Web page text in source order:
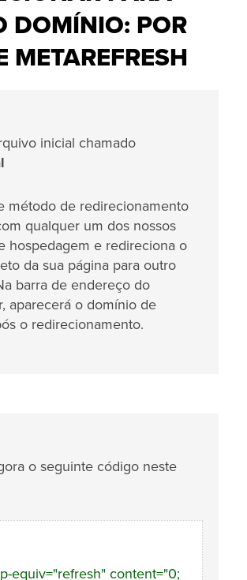
DOMÍNIO: POR
METAREFRESH
inicial chamado
método de redirecionamento
qualquer um dos nossos
hospedagem e redireciona o
da sua página para outro
barra de endereço do
aparecerá o domínio de
o redirecionamento.
o seguinte código neste
equiv="refresh" content="0;